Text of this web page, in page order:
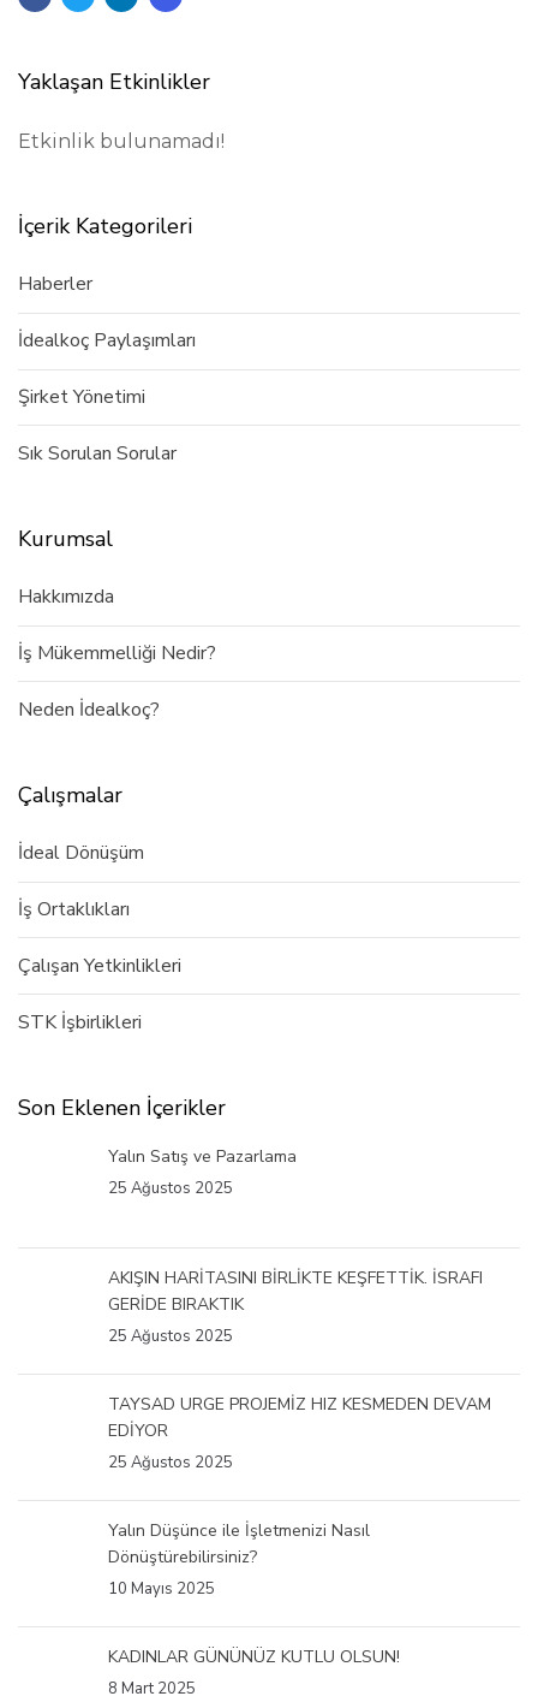
Yaklaşan Etkinlikler
Etkinlik bulunamadı!
İçerik Kategorileri
Haberler
İdealkoç Paylaşımları
Şirket Yönetimi
Sık Sorulan Sorular
Kurumsal
Hakkımızda
İş Mükemmelliği Nedir?
Neden İdealkoç?
Çalışmalar
İdeal Dönüşüm
İş Ortaklıkları
Çalışan Yetkinlikleri
STK İşbirlikleri
Son Eklenen İçerikler
Yalın Satış ve Pazarlama
25 Ağustos 2025
AKIŞIN HARİTASINI BİRLİKTE KEŞFETTİK. İSRAFI
GERİDE BIRAKTIK
25 Ağustos 2025
TAYSAD URGE PROJEMİZ HIZ KESMEDEN DEVAM
EDİYOR
25 Ağustos 2025
Yalın Düşünce ile İşletmenizi Nasıl
Dönüştürebilirsiniz?
10 Mayıs 2025
KADINLAR GÜNÜNÜZ KUTLU OLSUN!
8 Mart 2025